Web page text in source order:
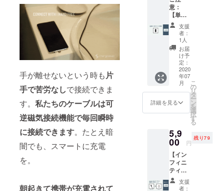
手が離せないという時も片
手で苦労なしで接続できま
す。 私たちのケーブルは可
逆磁気接続機能で毎回瞬時
に接続できます。たとえ暗
闇でも、スマートに充電
を。
朝起きて携帯が充電されて
備考欄
にお届
け先お
名前、
住所を
半角
ローマ
字にて
ご記入
くださ
い。
しツー
ル 色と
チップ
(アップ
ル/USB-
C/マイ
クロ
USBの
中から1
つ)をお
選びい
ただけ
ます。
りま
す。 ※
備考欄
にお届
け先お
名前、
住所を
半角
意：
【単品
でのご
支援は
できま
せ
ん。】
付属
品：
100W
ウォー
ル充電
器（1
ポー
ト） リ
内容
ウォー
ル充電
器
100Wx
１ ※
ケーブ
ルと
支援
者：
1人
お届
け予
定：
2020
年07
月
詳細を見る
こ
の
リ
タ
ー
ン
を
選
択
す
る
5,9
00 円
残り79
【イン
フィニ
ティ
ケーブ
ル x2 早
支援
者：